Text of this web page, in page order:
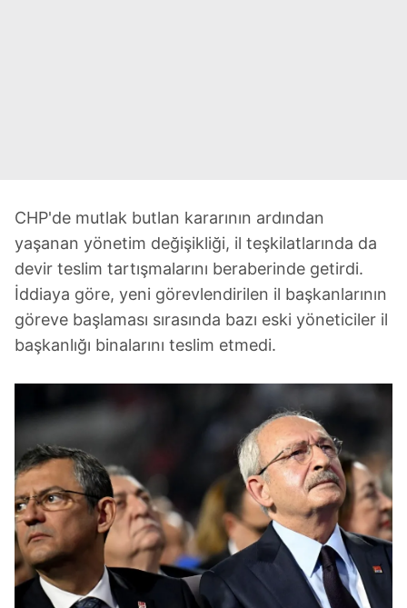
CHP'de mutlak butlan kararının ardından
yaşanan yönetim değişikliği, il teşkilatlarında da
devir teslim tartışmalarını beraberinde getirdi.
İddiaya göre, yeni görevlendirilen il başkanlarının
göreve başlaması sırasında bazı eski yöneticiler il
başkanlığı binalarını teslim etmedi.